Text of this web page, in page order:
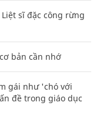
sĩ đặc công rừng
bản cần nhớ
gái như 'chó với
đề trong giáo dục